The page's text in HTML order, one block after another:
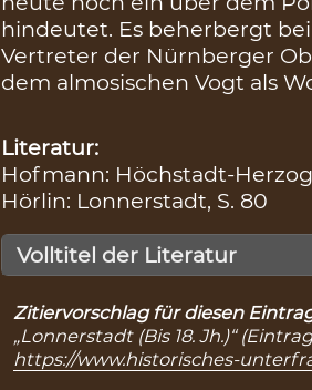
hindeutet. Es beherbergt
Vertreter der Nürnberger
dem almosischen Vogt als
Literatur:
Hofmann: Höchstadt-
Hörlin: Lonnerstadt, S. 80
Volltitel der Literatur
Zitiervorschlag für diesen
„Lonnerstadt (Bis 18. Jh.)“
https://www.historisches-